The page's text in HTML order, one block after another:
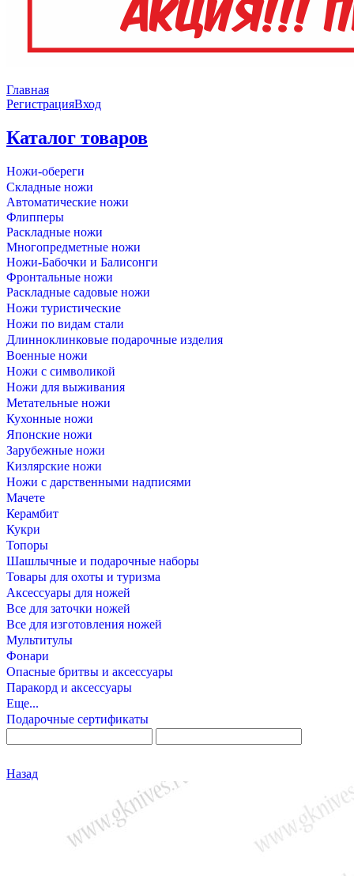
Главная
РегистрацияВход
Каталог товаров
Ножи-обереги
Складные ножи
Автоматические ножи
Флипперы
Раскладные ножи
Многопредметные ножи
Ножи-Бабочки и Балисонги
Фронтальные ножи
Раскладные садовые ножи
Ножи туристические
Ножи по видам стали
Длинноклинковые подарочные изделия
Военные ножи
Ножи с символикой
Ножи для выживания
Метательные ножи
Кухонные ножи
Японские ножи
Зарубежные ножи
Кизлярские ножи
Ножи с дарственными надписями
Мачете
Керамбит
Кукри
Топоры
Шашлычные и подарочные наборы
Товары для охоты и туризма
Аксессуары для ножей
Все для заточки ножей
Все для изготовления ножей
Мультитулы
Фонари
Опасные бритвы и аксессуары
Паракорд и аксессуары
Еще...
Подарочные сертификаты
Назад